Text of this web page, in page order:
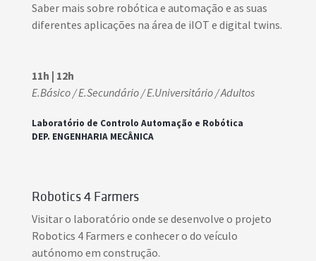
Saber mais sobre robótica e automação e as suas
diferentes aplicações na área de iIOT e digital twins.
11h | 12h
E.Básico / E.Secundário / E.Universitário / Adultos
Laboratório de Controlo Automação e Robótica
DEP. ENGENHARIA MECÂNICA
Robotics 4 Farmers
Visitar o laboratório onde se desenvolve o projeto
Robotics 4 Farmers e conhecer o do veículo
autónomo em construção.